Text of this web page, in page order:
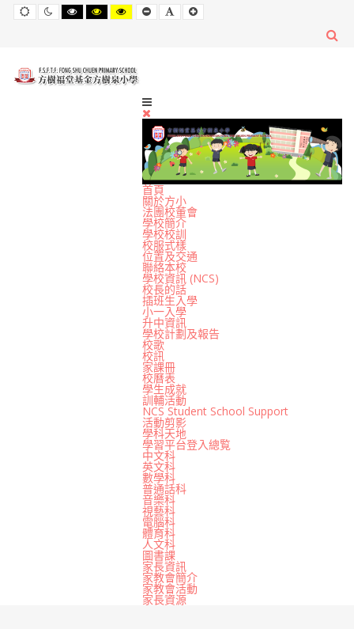
Default
mode
Night
mode
High
Contrast
High
Contrast
High
Contrast
Set
Smaller
Set
Default
Set
Larger
首頁
關於方小
法團校董會
學校簡介
學校校訓
校服式樣
位置及交通
聯絡本校
學校資訊 (NCS)
校長的話
插班生入學
小一入學
升中資訊
學校計劃及報告
校歌
校訊
家課冊
校曆表
學生成就
訓輔活動
NCS Student School Support
活動剪影
學科天地
學習平台登入總覧
中文科
英文科
數學科
普通話科
音樂科
視藝科
電腦科
體育科
人文科
圖書課
家長資訊
家教會簡介
家教會活動
家長資源